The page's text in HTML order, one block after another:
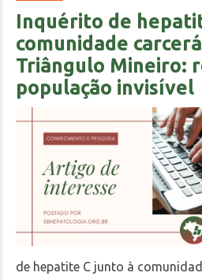
Inquérito de
comunidade
Triângulo Mineiro:
população invisível
de hepatite C junto à